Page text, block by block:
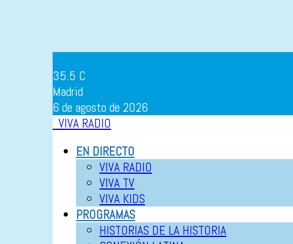
35.5 C
Madrid
6 de agosto de 2026
VIVA RADIO
EN DIRECTO
VIVA RADIO
VIVA TV
VIVA KIDS
PROGRAMAS
HISTORIAS DE LA HISTORIA